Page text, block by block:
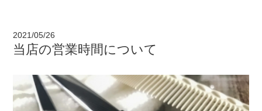
2021/05/26
当店の営業時間について